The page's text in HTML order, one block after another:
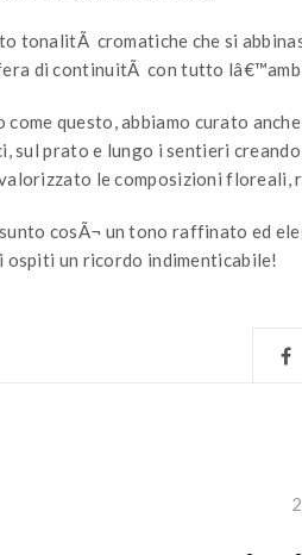
tonalitÃ cromatiche che si
di continuitÃ con tutto
come questo, abbiamo curato
sul prato e lungo i sentieri
le composizioni floreali,
cosÃ¬ un tono raffinato ed
ospiti un ricordo indimenticabile!